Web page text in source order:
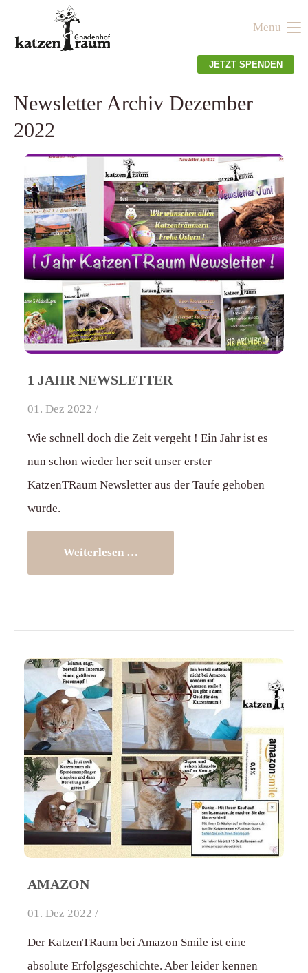
Der Eintrag "offcanvas-col1" existiert leider nicht.
Der Eintrag "offcanvas-col3" existiert leider nicht.
Der Eintrag "offcanvas-col4" existiert leider nicht.
Menu
JETZT SPENDEN
Newsletter Archiv Dezember
2022
1 JAHR NEWSLETTER
01. Dez 2022 /
Wie schnell doch die Zeit vergeht ! Ein Jahr ist es
nun schon wieder her seit unser erster
KatzenTRaum Newsletter aus der Taufe gehoben
wurde.
Weiterlesen …
AMAZON
01. Dez 2022 /
Der KatzenTRaum bei Amazon Smile ist eine
absolute Erfolgsgeschichte. Aber leider kennen